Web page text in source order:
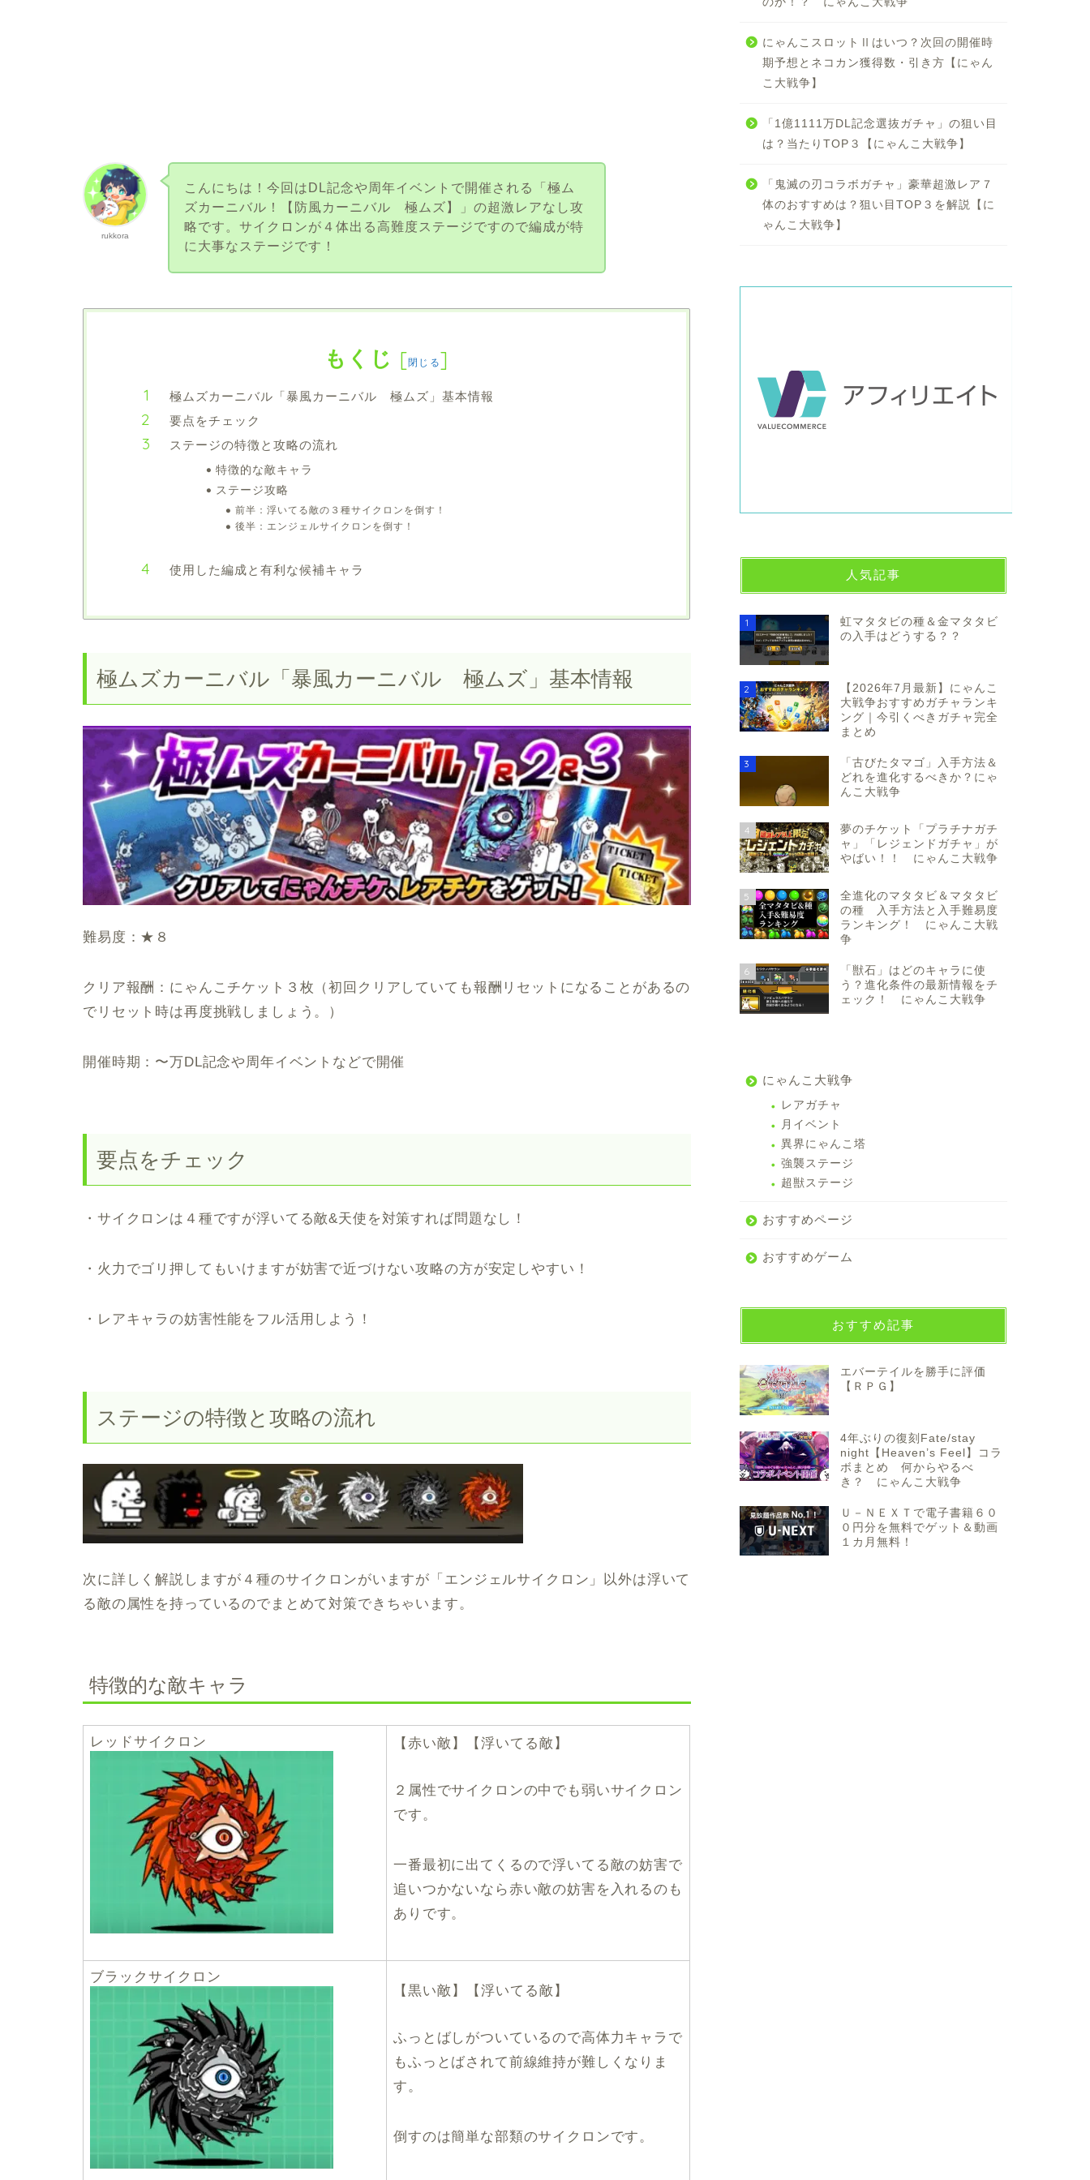
rukkora
こんにちは！今回はDL記念や周年イベントで開催される「極ム
ズカーニバル！【防風カーニバル 極ムズ】」の超激レアなし攻
略です。サイクロンが４体出る高難度ステージですので編成が特
に大事なステージです！
もくじ [閉じる]
極ムズカーニバル「暴風カーニバル 極ムズ」基本情報
要点をチェック
ステージの特徴と攻略の流れ
特徴的な敵キャラ
ステージ攻略
前半：浮いてる敵の３種サイクロンを倒す！
後半：エンジェルサイクロンを倒す！
使用した編成と有利な候補キャラ
極ムズカーニバル「暴風カーニバル 極ムズ」基本情報
難易度：★８
クリア報酬：にゃんこチケット３枚（初回クリアしていても報酬リセットになることがあるの
でリセット時は再度挑戦しましょう。）
開催時期：〜万DL記念や周年イベントなどで開催
要点をチェック
・サイクロンは４種ですが浮いてる敵&天使を対策すれば問題なし！
・火力でゴリ押してもいけますが妨害で近づけない攻略の方が安定しやすい！
・レアキャラの妨害性能をフル活用しよう！
ステージの特徴と攻略の流れ
次に詳しく解説しますが４種のサイクロンがいますが「エンジェルサイクロン」以外は浮いて
る敵の属性を持っているのでまとめて対策できちゃいます。
特徴的な敵キャラ
レッドサイクロン 【赤い敵】【浮いてる敵】
２属性でサイクロンの中でも弱いサイクロン
です。
一番最初に出てくるので浮いてる敵の妨害で
追いつかないなら赤い敵の妨害を入れるのも
ありです。
ブラックサイクロン
【黒い敵】【浮いてる敵】
ふっとばしがついているので高体力キャラで
もふっとばされて前線維持が難しくなりま
す。
倒すのは簡単な部類のサイクロンです。
にゃんこスロットⅡはいつ？次回の開催時
期予想とネコカン獲得数・引き方【にゃん
こ大戦争】
「1億1111万DL記念選抜ガチャ」の狙い目
は？当たりTOP３【にゃんこ大戦争】
「鬼滅の刃コラボガチャ」豪華超激レア７
体のおすすめは？狙い目TOP３を解説【に
ゃんこ大戦争】
人気記事
1
虹マタタビの種＆金マタタビ
の入手はどうする？？
2
【2026年7月最新】にゃんこ
大戦争おすすめガチャランキ
ング｜今引くべきガチャ完全
まとめ
3
「古びたタマゴ」入手方法＆
どれを進化するべきか？にゃ
んこ大戦争
4
夢のチケット「プラチナガチ
ャ」「レジェンドガチャ」が
やばい！！ にゃんこ大戦争
5
全進化のマタタビ＆マタタビ
の種 入手方法と入手難易度
ランキング！ にゃんこ大戦
争
6
「獣石」はどのキャラに使
う？進化条件の最新情報をチ
ェック！ にゃんこ大戦争
にゃんこ大戦争
レアガチャ
月イベント
異界にゃんこ塔
強襲ステージ
超獣ステージ
おすすめページ
おすすめゲーム
おすすめ記事
エバーテイルを勝手に評価
【ＲＰＧ】
4年ぶりの復刻Fate/stay
night【Heaven’s Feel】コラ
ボまとめ 何からやるべ
き？ にゃんこ大戦争
Ｕ－ＮＥＸＴで電子書籍６０
０円分を無料でゲット＆動画
１カ月無料！